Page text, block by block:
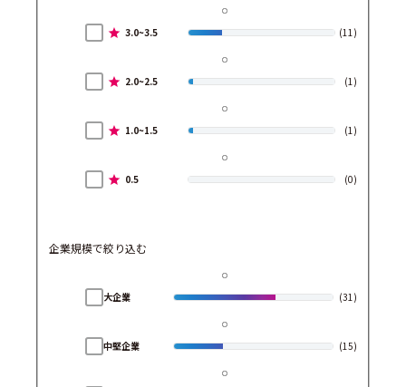
3.0~3.5 (11)
2.0~2.5 (1)
1.0~1.5 (1)
0.5 (0)
企業規模で絞り込む
大企業 (31)
中堅企業 (15)